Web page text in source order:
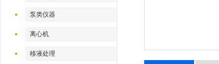
泵类仪器
离心机
移液处理